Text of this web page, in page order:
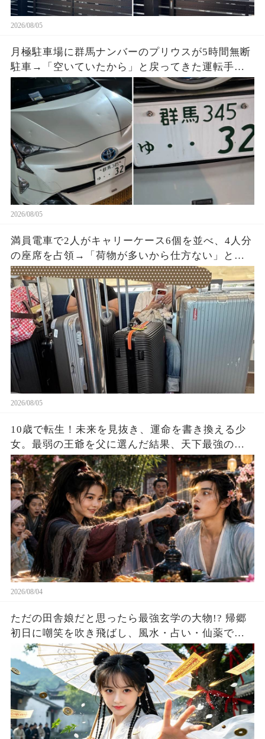
2026/08/05
月極駐車場に群馬ナンバーのプリウスが5時間無断
駐車→「空いていたから」と戻ってきた運転手
へ、防犯映像と駐車料金を見せると…
2026/08/05
満員電車で2人がキャリーケース6個を並べ、4人分
の座席を占領→「荷物が多いから仕方ない」と開
き直った直後、乗務員が車内を確認すると…
2026/08/05
10歳で転生！未来を見抜き、運命を書き換える少
女。最弱の王爺を父に選んだ結果、天下最強の皇
帝を育て上げた！
2026/08/04
ただの田舎娘だと思ったら最強玄学の大物!? 帰郷
初日に嘲笑を吹き飛ばし、風水・占い・仙薬で全
員が庇護を求める！